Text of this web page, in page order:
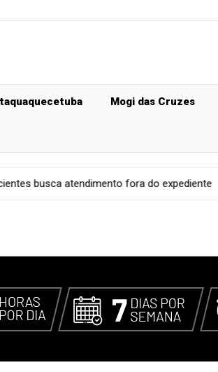
Mogi das Cruzes
fora do expediente Senado Federal